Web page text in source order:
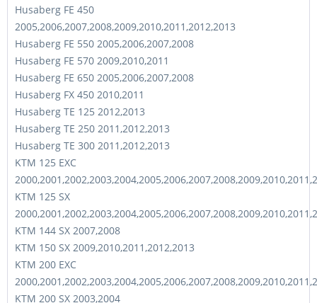
Husaberg FE 450
2005,2006,2007,2008,2009,2010,2011,2012,2013
Husaberg FE 550 2005,2006,2007,2008
Husaberg FE 570 2009,2010,2011
Husaberg FE 650 2005,2006,2007,2008
Husaberg FX 450 2010,2011
Husaberg TE 125 2012,2013
Husaberg TE 250 2011,2012,2013
Husaberg TE 300 2011,2012,2013
KTM 125 EXC
KTM 125 SX
KTM 144 SX 2007,2008
KTM 150 SX 2009,2010,2011,2012,2013
KTM 200 EXC
KTM 200 SX 2003,2004